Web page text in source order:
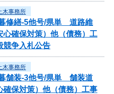
木事務所
修繕-5他号/県単 道路維
確保対策）他（債務）工
競争入札公告
木事務所
舗装-3他号/県単 舗装道
保対策）他（債務）工事